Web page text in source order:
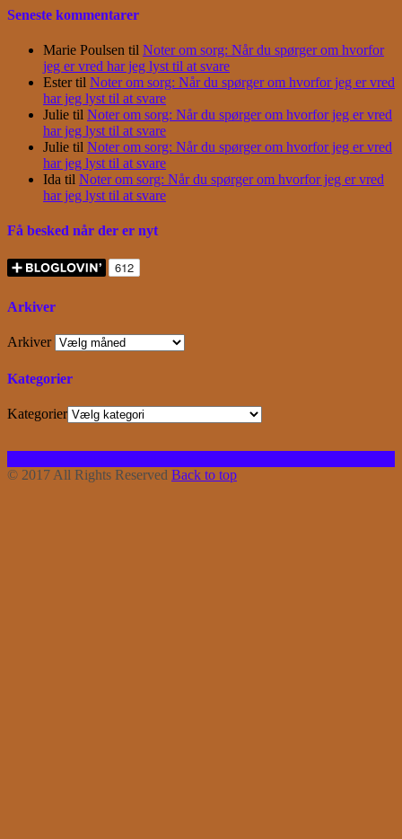
Seneste kommentarer
Marie Poulsen til Noter om sorg: Når du spørger om hvorfor
jeg er vred har jeg lyst til at svare
Estertil Noter om sorg: Når du spørger om hvorfor jeg er vred
har jeg lyst til at svare
Julie til Noter om sorg: Når du spørger om hvorfor jeg er vred
har jeg lyst til at svare
Julie til Noter om sorg: Når du spørger om hvorfor jeg er vred
har jeg lyst til at svare
Ida til Noter om sorg: Når du spørger om hvorfor jeg er vred
har jeg lyst til at svare
Få besked når der er nyt
Arkiver
Arkiver
Kategorier
Kategorier
© 2017 All Rights Reserved Back to top